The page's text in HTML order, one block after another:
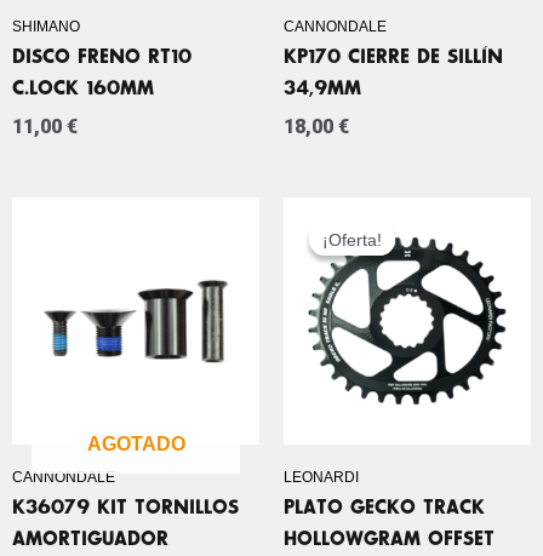
SHIMANO
DISCO FRENO RT10
C.LOCK 160MM
11,00 €
CANNONDALE
KP170 CIERRE DE SILLÍN
34,9MM
18,00 €
AGOTADO
CANNONDALE
K36079 KIT TORNILLOS
AMORTIGUADOR
¡Oferta!
LEONARDI
¡Oferta!
PLATO GECKO TRACK
HOLLOWGRAM OFFSET
PRECIO
ORIGINAL
ERA:
74,00 €.
PRECIO
ACTUAL
ES:
44,99 €.